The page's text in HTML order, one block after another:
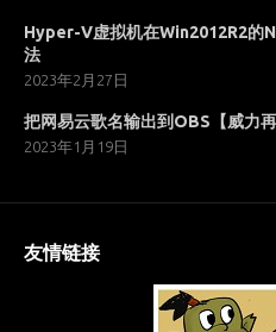
Hyper-V虚拟机在Win2012R2的
法
2023年2月27日
把网易云歌名输出到OBS【威力再
2023年1月19日
友情链接